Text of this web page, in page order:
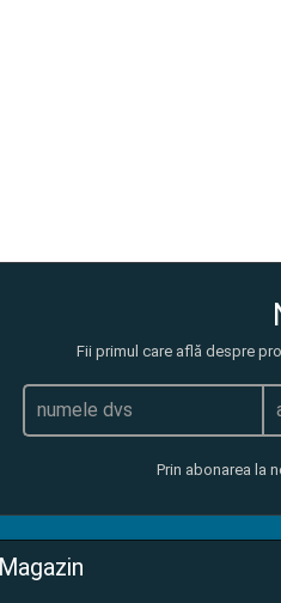
Fii primul care află despre
Prin abonarea la
Magazin